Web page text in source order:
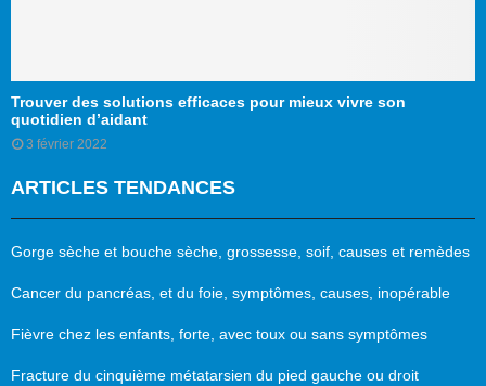
Trouver des solutions efficaces pour mieux vivre son
quotidien d’aidant
3 février 2022
ARTICLES TENDANCES
Gorge sèche et bouche sèche, grossesse, soif, causes et remèdes
Cancer du pancréas, et du foie, symptômes, causes, inopérable
Fièvre chez les enfants, forte, avec toux ou sans symptômes
Fracture du cinquième métatarsien du pied gauche ou droit